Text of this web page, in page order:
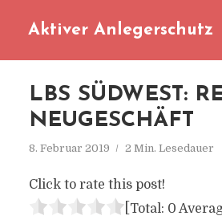
Aktiver Anlegerschutz
LBS SÜDWEST:
NEUGESCHÄFT
8. Februar 2019 2 Min. Lesedauer
Click to rate this post!
[Total: 0